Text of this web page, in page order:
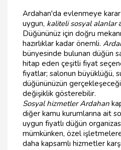
Ardahan'da evlenmeye
uygun, kaliteli sosyal alanlar
Düğününüz için doğru
hazırlıklar kadar önemli.
bünyesinde bulunan düğün
hitap eden çeşitli fiyat
fiyatlar; salonun büyüklüğü,
düğününüzün
değişiklik gösterebilir.
Sosyal hizmetler Ardahan
diğer kamu kurumlarına ait
uygun fiyatlı düğün
mümkünken, özel
daha kapsamlı hizmetler